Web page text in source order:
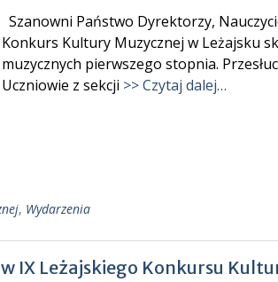
Szanowni Państwo Dyrektorzy,
Konkurs Kultury Muzycznej w Leżajsku
muzycznych pierwszego stopnia.
Uczniowie z sekcji >> Czytaj dalej…
, Wydarzenia
IX Leżajskiego Konkursu